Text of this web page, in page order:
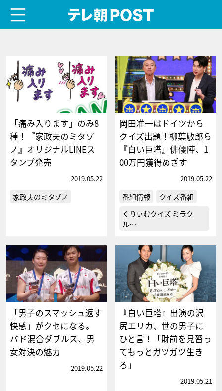
「痛み入ります」のみ8
種！『家政夫のミタゾ
ノ』オリジナルLINEス
タンプ発売
2019.05.22
家政夫のミタゾノ
岡田准一はドイツから
クイズ出題！柳葉敏郎ら
『白い巨塔』俳優陣、1
00万円獲得めざす
2019.05.22
番組情報
クイズ番組
くりぃむクイズ ミラク
ル…
「男子のスマッシュ返す
快感」がクセになる。
バド混合ダブルス、男
女対決の魅力
2019.05.22
『白い巨塔』出演の沢
尻エリカ、世の男子に
ひと言！「財前を見習っ
てもっとガツガツ生き
ろ」
2019.05.21